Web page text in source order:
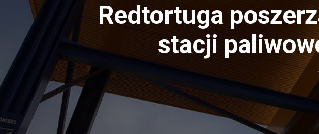
Redtortuga
stacji